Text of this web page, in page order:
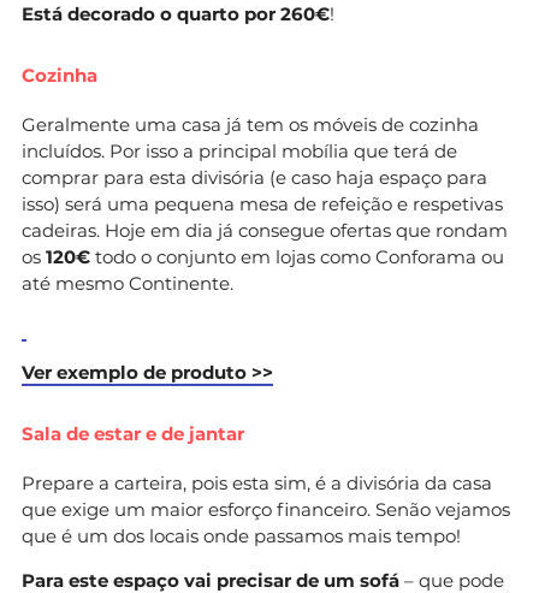
Está decorado o quarto por 260€!
Cozinha
Geralmente uma casa já tem os móveis de cozinha
incluídos. Por isso a principal mobília que terá de
comprar para esta divisória (e caso haja espaço para
isso) será uma pequena mesa de refeição e respetivas
cadeiras. Hoje em dia já consegue ofertas que rondam
os 120€ todo o conjunto em lojas como Conforama ou
até mesmo Continente.
Ver exemplo de produto >>
Sala de estar e de jantar
Prepare a carteira, pois esta sim, é a divisória da casa
que exige um maior esforço financeiro. Senão vejamos
que é um dos locais onde passamos mais tempo!
Para este espaço vai precisar de um sofá – que pode